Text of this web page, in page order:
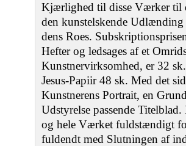
Kjærlighed til disse Værker til
den kunstelskende
dens Roes.
Hefter og ledsages af et
Kunstnervirksomhed, er 32
Jesus-Papiir 48 sk. Med det
Kunstnerens Portrait, en
Udstyrelse passende
og hele Værket fuldstændigt
fuldendt med Slutningen af